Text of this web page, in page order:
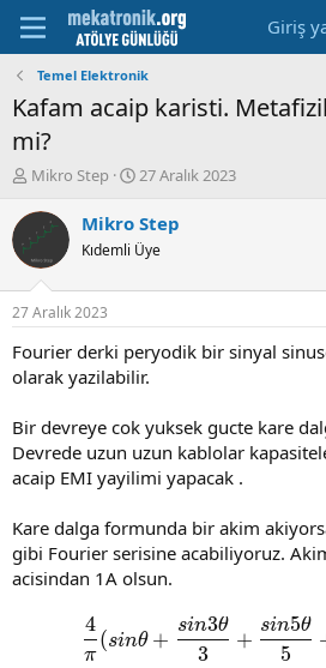
Giriş
Temel Elektronik
Kafam acaip karisti.
mi?
K
n
u
y
u
b
a
ş
a
a
n
Mikro Step
B
ş
l
a
t
a
r
i
i
27 Aralık 2023
Mikro Step
Kıdemli Üye
27 Aralık 2023
Fourier derki peryodik bir sinyal
olarak yazilabilir.
Bir devreye cok yuksek gucte kare
Devrede uzun uzun kablolar
acaip EMI yayilimi yapacak .
Kare dalga formunda bir akim
gibi Fourier serisine acabiliyoruz.
acisindan 1A olsun.
π
4
(sinθ +
3
sin3θ
+
5
sin5θ